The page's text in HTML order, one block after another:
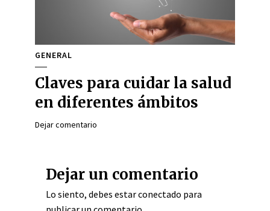
GENERAL
Claves para cuidar la salud
en diferentes ámbitos
Dejar comentario
Dejar un comentario
Lo siento, debes estarconectado para